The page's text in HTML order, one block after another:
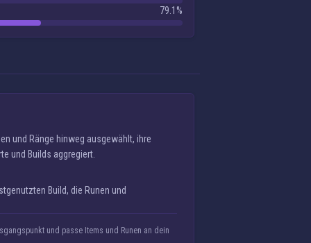
79.1%
und Ränge hinweg ausgewählt, ihre
und Builds aggregiert.
Build, die Runen und
und passe Items und Runen an dein